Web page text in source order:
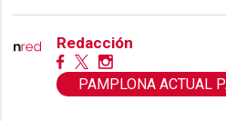
Redacción
PAMPLONA ACTUAL